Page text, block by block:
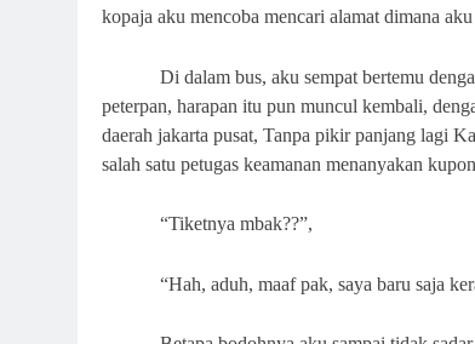
kopaja aku mencoba mencari alamat dimana
Di dalam bus, aku sempat bertemu
peterpan, harapan itu pun muncul kembali,
daerah jakarta pusat, Tanpa pikir panjang lagi
salah satu petugas keamanan menanyakan
“Tiketnya mbak??”,
“Hah, aduh, maaf pak, saya baru saja